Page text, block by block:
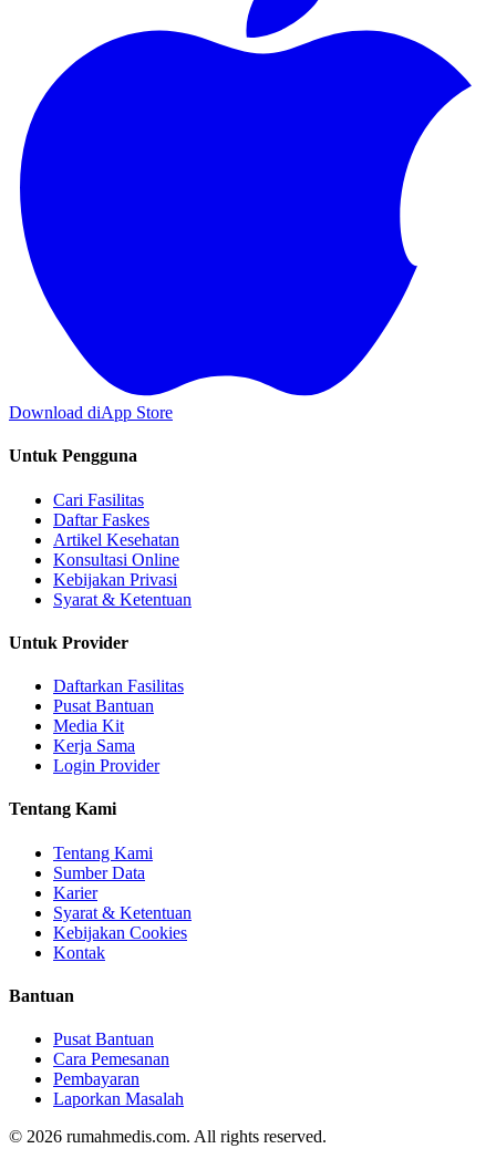
Download diApp Store
Untuk Pengguna
Cari Fasilitas
Daftar Faskes
Artikel Kesehatan
Konsultasi Online
Kebijakan Privasi
Syarat & Ketentuan
Untuk Provider
Daftarkan Fasilitas
Pusat Bantuan
Media Kit
Kerja Sama
Login Provider
Tentang Kami
Tentang Kami
Sumber Data
Karier
Syarat & Ketentuan
Kebijakan Cookies
Kontak
Bantuan
Pusat Bantuan
Cara Pemesanan
Pembayaran
Laporkan Masalah
© 2026 rumahmedis.com. All rights reserved.